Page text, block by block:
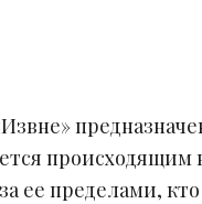
происходящим
ее пределами,